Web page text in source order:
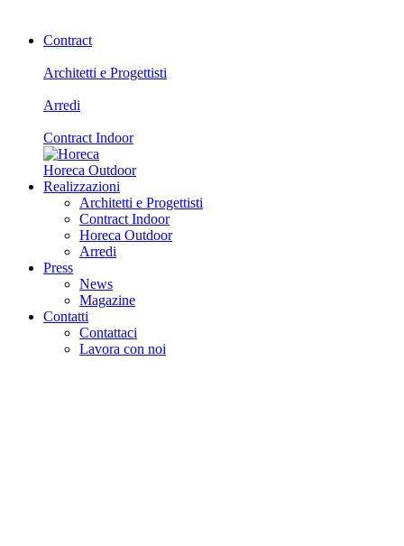
Contract
Architetti e Progettisti
Arredi
Contract Indoor
Horeca Outdoor
Realizzazioni
Architetti e Progettisti
Contract Indoor
Horeca Outdoor
Arredi
Press
News
Magazine
Contatti
Contattaci
Lavora con noi